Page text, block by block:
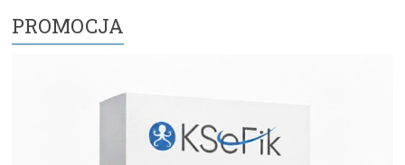
PROMOCJA